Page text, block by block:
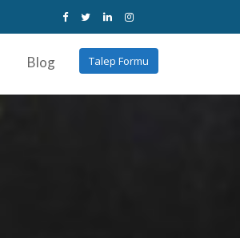
Talep Formu
Blog